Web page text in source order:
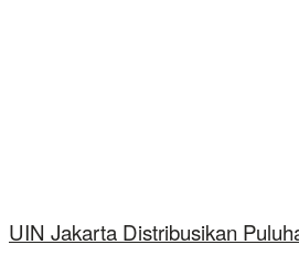
UIN Jakarta Distribusikan